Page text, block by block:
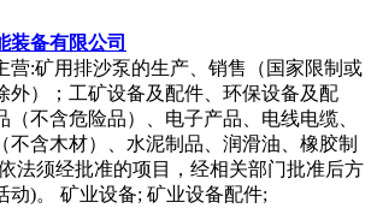
装备有限公司
营:矿用排沙泵的生产、销售（国家限制或
外）；工矿设备及配件、环保设备及配
（不含危险品）、电子产品、电线电缆、
不含木材）、水泥制品、润滑油、橡胶制
法须经批准的项目，经相关部门批准后方
动)。 矿业设备; 矿业设备配件;